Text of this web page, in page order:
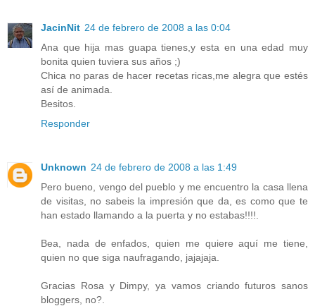
JacinNit 24 de febrero de 2008 a las 0:04
Ana que hija mas guapa tienes,y esta en una edad muy
bonita quien tuviera sus años ;)
Chica no paras de hacer recetas ricas,me alegra que estés
así de animada.
Besitos.
Responder
Unknown 24 de febrero de 2008 a las 1:49
Pero bueno, vengo del pueblo y me encuentro la casa llena
de visitas, no sabeis la impresión que da, es como que te
han estado llamando a la puerta y no estabas!!!!.
Bea, nada de enfados, quien me quiere aquí me tiene,
quien no que siga naufragando, jajajaja.
Gracias Rosa y Dimpy, ya vamos criando futuros sanos
bloggers, no?.